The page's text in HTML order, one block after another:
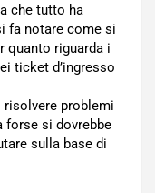
che tutto ha
fa notare come si
quanto riguarda i
ticket d’ingresso
risolvere problemi
forse si dovrebbe
sulla base di